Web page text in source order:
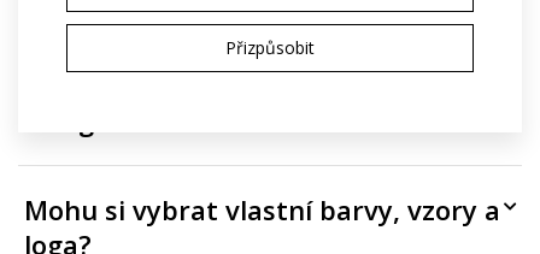
Přizpůsobit
Mohu si vybrat vlastní barvy, vzory a
loga?